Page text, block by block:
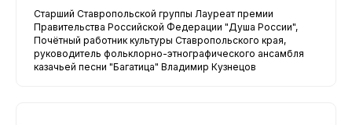
Старший Ставропольской группы Лауреат премии
Правительства Российской Федерации "Душа России",
Почётный работник культуры Ставропольского края,
руководитель фольклорно-этнографического ансамбля
казачьей песни "Багатица" Владимир Кузнецов